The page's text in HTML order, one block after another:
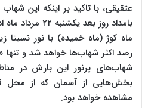
عتقیقی، با تاکید بر اینکه این
بامداد روز بعد
ماه کوژ (ماه خمیده) با نور نسبتا
رصد اکثر شهاب‌ها خواهد شد و تنها
شهاب‌های پرنور این بارش در
بخش‌هایی از آسمان که از محل
مشاهده خواهد بود.